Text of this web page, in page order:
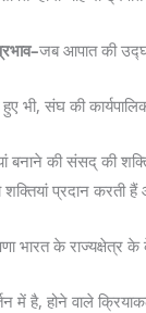
जब आपात की
भी, संघ की
बनाने की संसद् की
शक्तियां प्रदान करती
भारत के राज्यक्षेत्र
में है, होने वाले